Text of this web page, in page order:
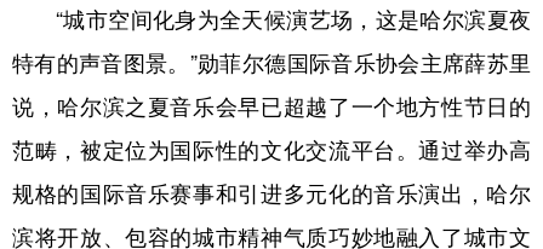
“城市空间化身为全天候演艺场，这是哈尔滨夏夜
特有的声音图景。”勋菲尔德国际音乐协会主席薛苏里
说，哈尔滨之夏音乐会早已超越了一个地方性节日的
范畴，被定位为国际性的文化交流平台。通过举办高
规格的国际音乐赛事和引进多元化的音乐演出，哈尔
滨将开放、包容的城市精神气质巧妙地融入了城市文